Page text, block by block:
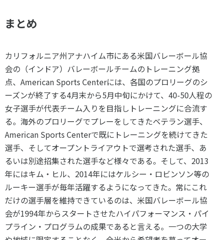
まとめ
カリフォルニア州アナハイム市にある米国バレーボール協
会の（インドア）バレーボールチームのトレーニング拠
点、American Sports Centerには、各国のプロリーグのシ
ーズンが終了する4月末から5月中旬にかけて、40-50人程の
女子選手が代表チーム入りを目指しトレーニングに合流す
る。海外のプロリーグでプレーをしてきたベテラン選手、
American Sports Centerで既にトレーニングを続けてきた
選手、そしてオープントライアウトで選考された選手、あ
るいは別途招集された選手など様々である。そして、2013
年にはキム・ヒル、2014年にはケルシー・ロビンソン等の
ルーキー選手が毎年活躍するようになってきた。常にこれ
だけの選手層を維持できているのは、米国バレーボール協
会が1994年からスタートさせたハイパフォーマンス・パイ
プライン・プログラムの成果であると言える。一つの大学